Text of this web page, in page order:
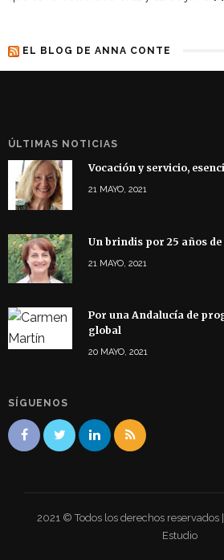
EL BLOG DE ANNA CONTE
ÚLTIMAS NOTICIAS
Vocación y servicio,
21 MAYO, 2021
Un brindis por 25 años
21 MAYO, 2021
Por una Andalucía de
global
20 MAYO, 2021
SÍGUENOS
2021 © Todos los derechos reservados
Estudio